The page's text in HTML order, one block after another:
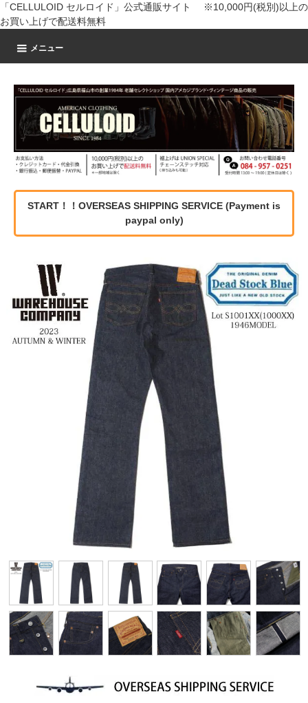
「CELLULOID セルロイド」公式通販サイト ※10,000円(税別)以上の
お買い上げで配送料無料
メニュー
START！！OVERSEAS SHIPPING SERVICE (Payment is
paypal only)